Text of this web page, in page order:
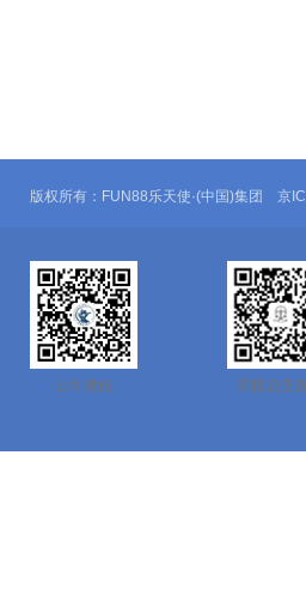
版权所有：FUN88乐天使·(中国)集团 京
公司微信 院团总支